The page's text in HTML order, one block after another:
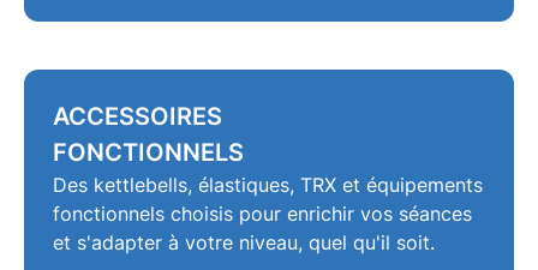
ACCESSOIRES
FONCTIONNELS
Des kettlebells, élastiques, TRX et équipements
fonctionnels choisis pour enrichir vos séances
et s'adapter à votre niveau, quel qu'il soit.